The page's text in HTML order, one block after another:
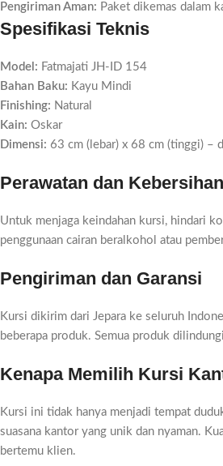
Pengiriman Aman: Paket dikemas dalam
Spesifikasi Teknis
Model: Fatmajati JH-ID 154
Bahan Baku: Kayu Mindi
Finishing: Natural
Kain: Oskar
Dimensi: 63 cm (lebar) x 68 cm (tinggi) –
Perawatan dan Kebersihan
Untuk menjaga keindahan kursi, hindari
penggunaan cairan beralkohol atau
Pengiriman dan Garansi
Kursi dikirim dari Jepara ke seluruh
beberapa produk. Semua produk
Kenapa Memilih Kursi
Kursi ini tidak hanya menjadi tempat
suasana kantor yang unik dan nyaman.
bertemu klien.